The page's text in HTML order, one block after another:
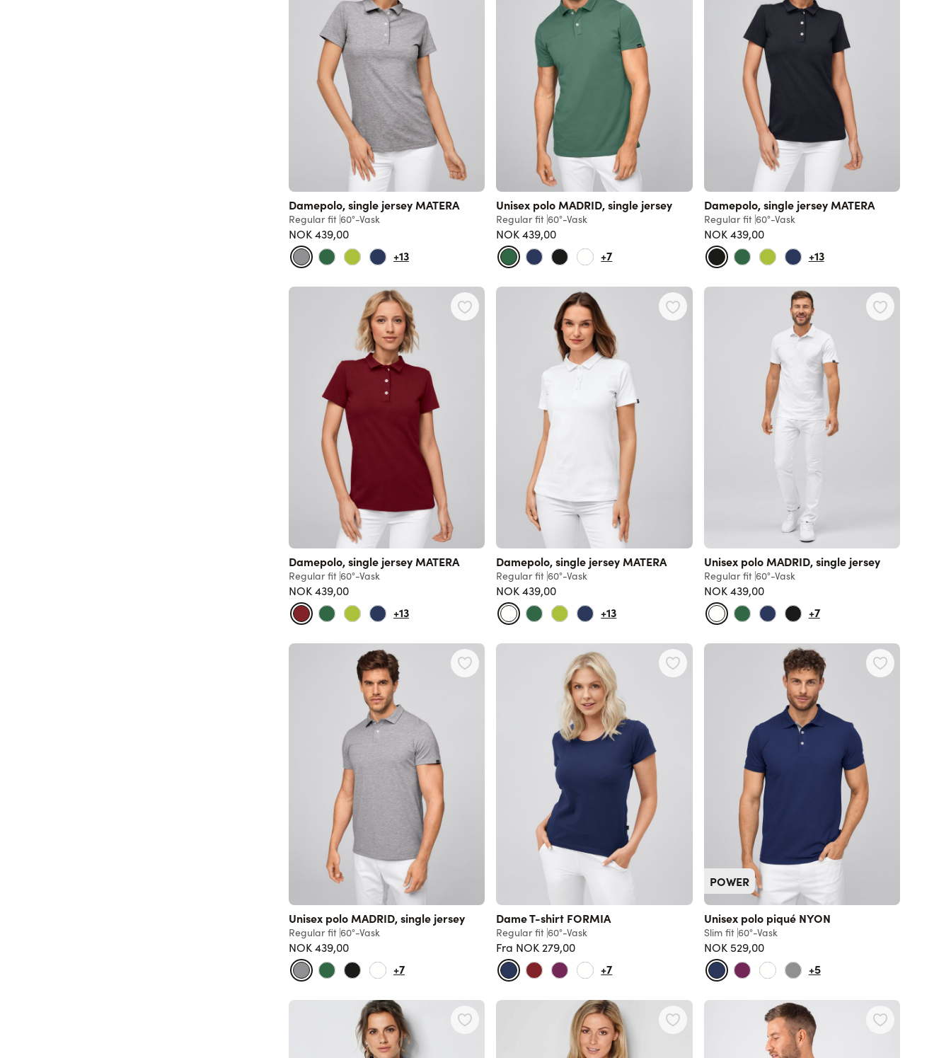
Damepolo, single jersey MATERA
Regular fit 60°-Vask
NOK 439,00
+13
Unisex polo MADRID, single jersey
Regular fit 60°-Vask
NOK 439,00
+7
Damepolo, single jersey MATERA
Regular fit 60°-Vask
NOK 439,00
+13
Damepolo, single jersey MATERA
Regular fit 60°-Vask
NOK 439,00
+13
Damepolo, single jersey MATERA
Regular fit 60°-Vask
NOK 439,00
+13
Unisex polo MADRID, single jersey
Regular fit 60°-Vask
NOK 439,00
+7
Unisex polo MADRID, single jersey
Regular fit 60°-Vask
NOK 439,00
+7
Dame T-shirt FORMIA
Regular fit 60°-Vask
Fra NOK 279,00Vanlig pris
+7
POWER
Unisex polo piqué NYON
Slim fit 60°-Vask
NOK 529,00
+5